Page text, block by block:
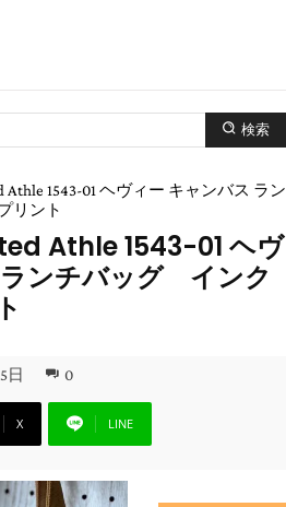
検索
Athle 1543-01 ヘヴィー キャンバス ラン
リント
Athle 1543-01 ヘヴ
ンチバッグ インク
日 0
X LINE